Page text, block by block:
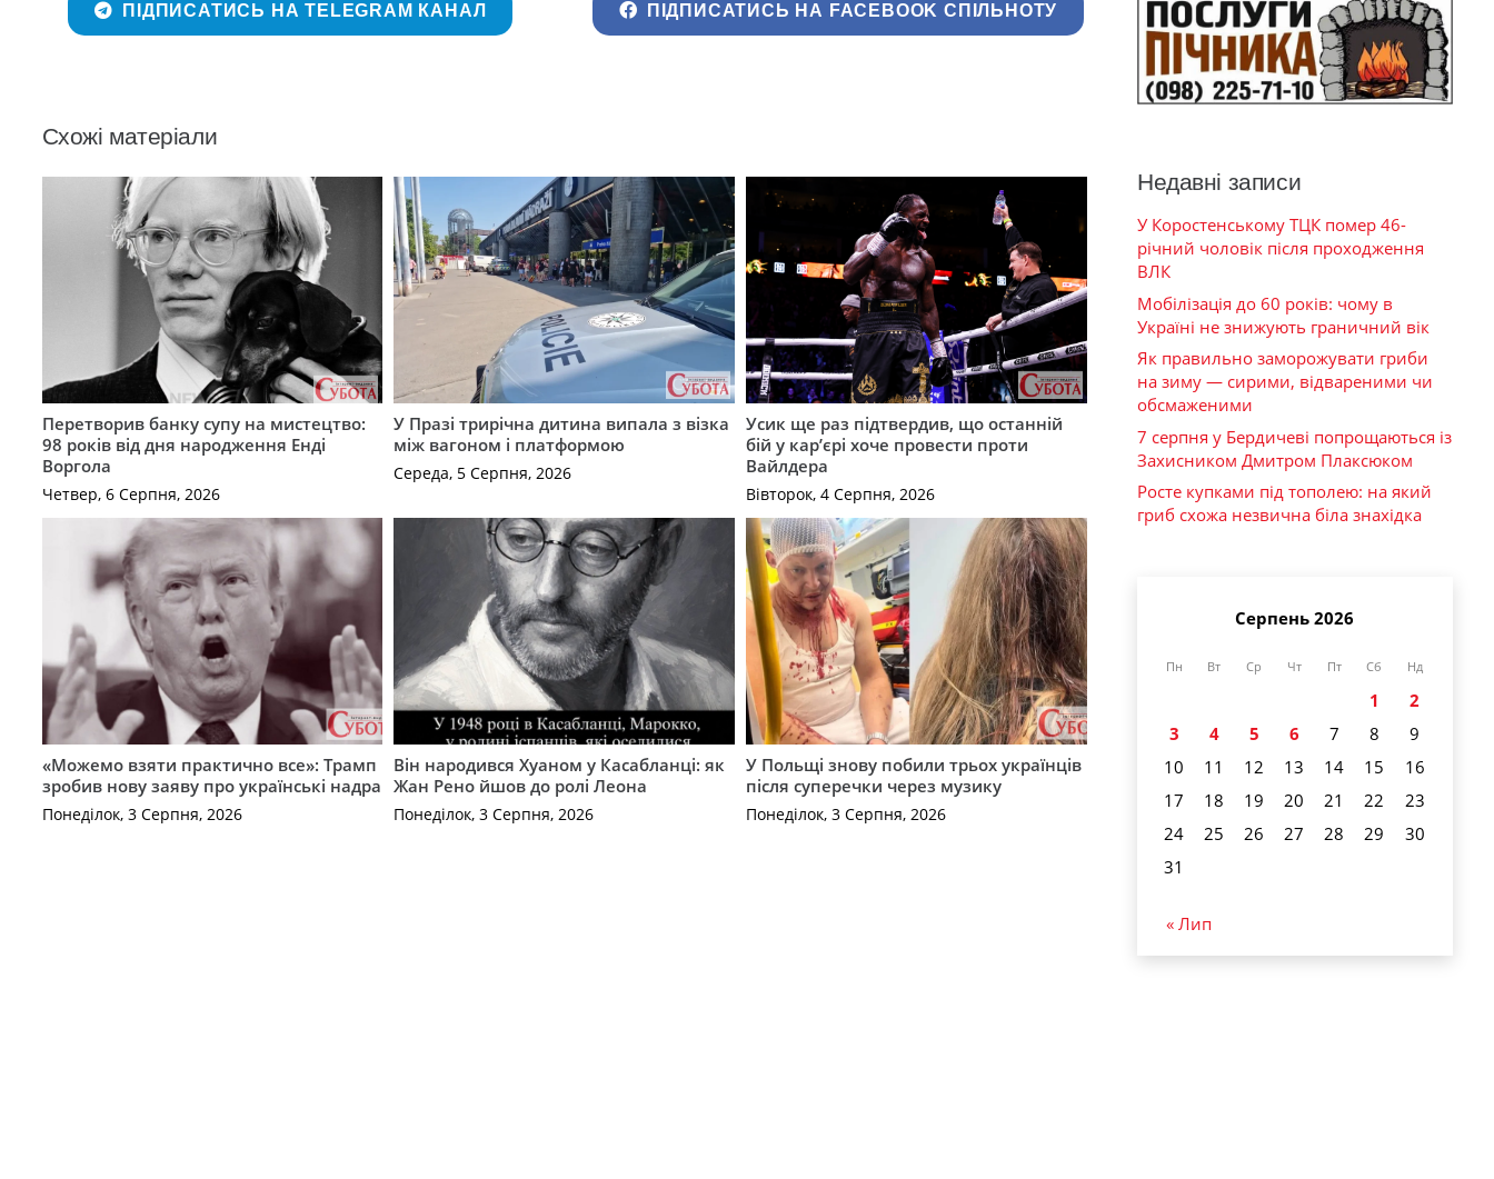
ПІДПИСАТИСЬ НА TELEGRAM КАНАЛ ПІДПИСАТИСЬ НА FACEBOOK СПІЛЬНОТУ
Схожі матеріали
Перетворив банку супу на мистецтво:
98 років від дня народження Енді
Воргола
Четвер, 6 Серпня, 2026
У Празі трирічна дитина випала з візка
між вагоном і платформою
Середа, 5 Серпня, 2026
Усик ще раз підтвердив, що останній
бій у кар’єрі хоче провести проти
Вайлдера
Вівторок, 4 Серпня, 2026
«Можемо взяти практично все»: Трамп
зробив нову заяву про українські надра
Понеділок, 3 Серпня, 2026
Він народився Хуаном у Касабланці: як
Жан Рено йшов до ролі Леона
Понеділок, 3 Серпня, 2026
У Польщі знову побили трьох українців
після суперечки через музику
Понеділок, 3 Серпня, 2026
Недавні записи
У Коростенському ТЦК помер 46-
річний чоловік після проходження
ВЛК
Мобілізація до 60 років: чому в
Україні не знижують граничний вік
Як правильно заморожувати гриби
на зиму — сирими, відвареними чи
обсмаженими
7 серпня у Бердичеві попрощаються із
Захисником Дмитром Плаксюком
Росте купками під тополею: на який
гриб схожа незвична біла знахідка
Серпень 2026
Пн Вт Ср Чт Пт Сб Нд
1
2
3
4 5 6 7 8
9
10
11 12 13 14 15
16
17
18 19 20 21 22
23
24
25 26 27 28 29
30
31
« Лип